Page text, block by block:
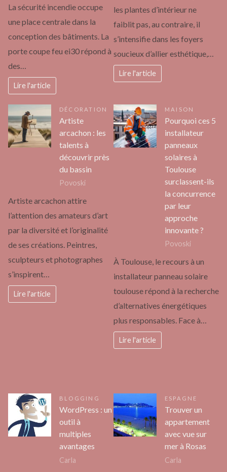
La sécurité incendie occupe
une place centrale dans la
conception des bâtiments. La
porte coupe feu ei30 répond à
des…
Lire l'article
les plantes d’intérieur ne
faiblit pas, au contraire, il
s’intensifie dans les foyers
soucieux d’allier esthétique,…
Lire l'article
DÉCORATION
Artiste
arcachon : les
talents à
découvrir près
du bassin
Povoski
Artiste arcachon attire
l’attention des amateurs d’art
par la diversité et l’originalité
de ses créations. Peintres,
sculpteurs et photographes
s’inspirent…
Lire l'article
MAISON
Pourquoi ces 5
installateur
panneaux
solaires à
Toulouse
surclassent-ils
la concurrence
par leur
approche
innovante ?
Povoski
À Toulouse, le recours à un
installateur panneau solaire
toulouse répond à la recherche
d’alternatives énergétiques
plus responsables. Face à…
Lire l'article
BLOGGING
WordPress : un
outil à
multiples
avantages
Carla
ESPAGNE
Trouver un
appartement
avec vue sur
mer à Rosas
Carla